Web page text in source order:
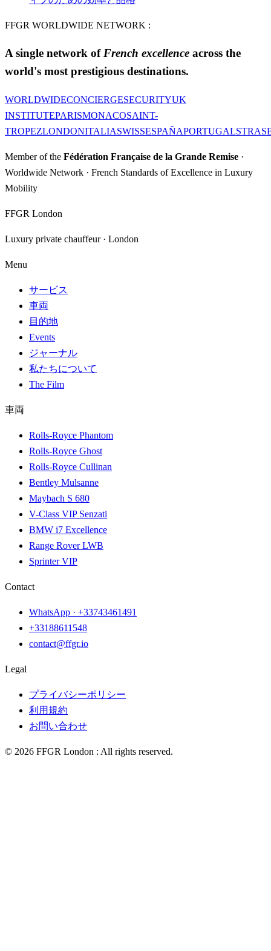
FFGR WORLDWIDE NETWORK :
A single network of French excellence across the
world's most prestigious destinations.
WORLDWIDECONCIERGESECURITYUK
INSTITUTEPARISMONACOSAINT-
TROPEZLONDONITALIASWISSESPAÑAPORTUGAL
Member of the Fédération Française de la Grande Remise ·
Worldwide Network · French Standards of Excellence in Luxury
Mobility
FFGR London
Luxury private chauffeur · London
Menu
サービス
車両
目的地
Events
ジャーナル
私たちについて
The Film
車両
Rolls-Royce Phantom
Rolls-Royce Ghost
Rolls-Royce Cullinan
Bentley Mulsanne
Maybach S 680
V-Class VIP Senzati
BMW i7 Excellence
Range Rover LWB
Sprinter VIP
Contact
WhatsApp · +33743461491
+33188611548
contact@ffgr.io
Legal
プライバシーポリシー
利用規約
お問い合わせ
© 2026 FFGR London : All rights reserved.